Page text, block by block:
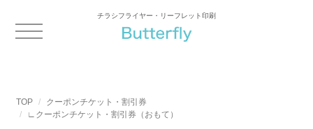
チラシフライヤー・リーフレット印刷
TOP
クーポンチケット・割引券
∟クーポンチケット・割引券（おもて）